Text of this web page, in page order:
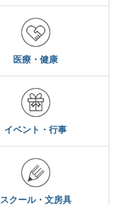
医療・健康
イベント・行事
スクール・文房具